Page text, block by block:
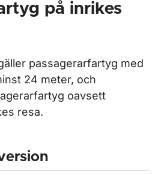
på inrikes
passagerarfartyg med
24 meter, och
oavsett
resa.